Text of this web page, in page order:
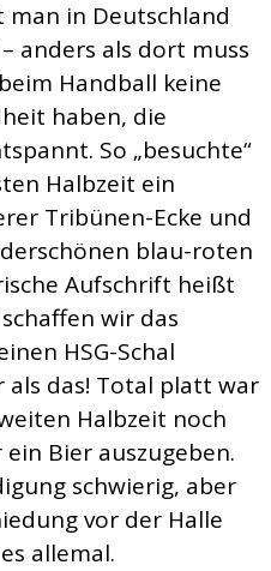
in Deutschland
anders als dort muss
Handball keine
haben, die
So „besuchte“
Halbzeit ein
Tribünen-Ecke und
blau-roten
Aufschrift heißt
wir das
HSG-Schal
als das! Total platt war
Halbzeit noch
Bier auszugeben.
schwierig, aber
vor der Halle
allemal.